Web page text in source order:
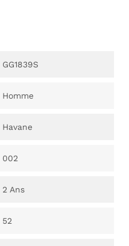
GG1839S
Homme
Havane
002
2 Ans
52